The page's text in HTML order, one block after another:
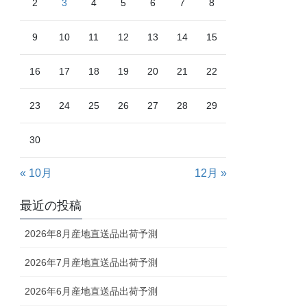
2 3 4 5 6 7 8
9 10 11 12 13 14 15
16 17 18 19 20 21 22
23 24 25 26 27 28 29
30
« 10月 12月 »
最近の投稿
2026年8月産地直送品出荷予測
2026年7月産地直送品出荷予測
2026年6月産地直送品出荷予測